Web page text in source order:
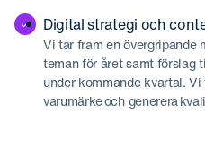
Digital strategi och
Vi tar fram en övergripande
teman för året samt förslag
under kommande kvartal.
varumärke och generera